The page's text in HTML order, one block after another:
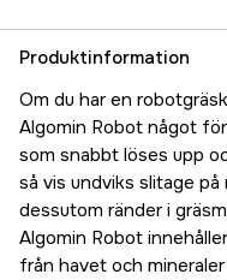
Produktinformation
Om du har en
Algomin Robot något
som snabbt löses upp
så vis undviks slitage
dessutom ränder i
Algomin Robot
från havet och